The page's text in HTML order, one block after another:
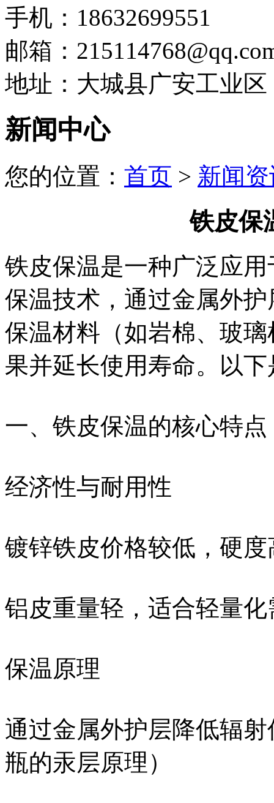
手机：18632699551
邮箱：
地址：大城县广安工业区
新闻中心
您的位置： 首页 > 新闻
铁皮保
铁皮保温是一种广泛应
保温技术，通过金属外
保温材料（如岩棉、玻
果并延长使用寿命。以
一、铁皮保温的核心特点‌
经济性与耐用性‌
镀锌铁皮价格较低，硬
铝皮重量轻，适合轻量
保温原理‌
通过金属外护层降低辐
瓶的汞层原理）‌